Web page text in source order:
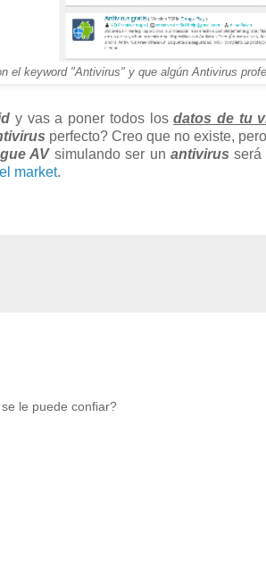
el keyword "Antivirus" y que algún Antivirus
y vas a poner todos losdatos de tu
perfecto? Creo que no existe,
AV simulando ser un antivirus será
market.
le puede confiar?